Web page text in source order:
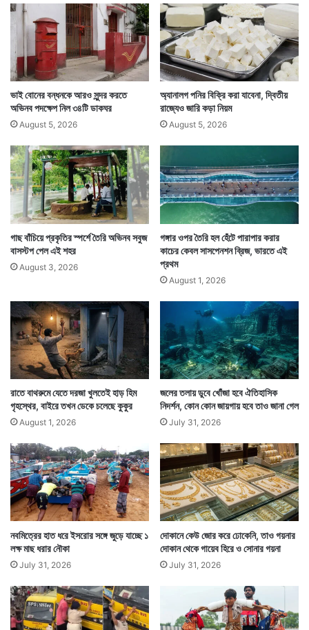
প্রশাসনের তরফে কড়া নির্দেশিকা জারি করে বন্ধ করে দেওয়া হয়
ওই পুকুরের জল ব্যবহার। জল সংগ্রহ করে রাজস্থানের দূষণ
নিয়ন্ত্রণ পর্ষদেও পাঠানো হয়। তারা পরীক্ষা করে জানিয়ে দেয় জল
বিষাক্ত হয়ে গেছে। জলে বিষাক্ত কিছু মিশেছে।
এটা জানার পর ওই পুকুরের ত্রিসীমানাতেও ঘেঁষছেন না
গ্রামবাসীরা। তাঁরাই বরং পুকুরটিকে ঘিরে ফেলে তার চারধারে
প্রহরায় রয়েছেন যাতে অন্য কেউ পুকুরের জল না ছুঁতে পারেন।
নো
অ
ব
শে
ষ
ক
ভাই বোনের বন্ধনকে আরও সুন্দর করতে
অভিনব পদক্ষেপ নিল ৩৪টি ডাকঘর
August 5, 2026
অ্যানালগ পনির বিক্রি করা যাবেনা, দ্বিতীয়
রাজ্যেও জারি কড়া নিয়ম
August 5, 2026
গাছ বাঁচিয়ে প্রকৃতির স্পর্শে তৈরি অভিনব সবুজ
বাসস্টপ পেল এই শহর
August 3, 2026
গঙ্গার ওপর তৈরি হল হেঁটে পারাপার করার
কাচের কেবল সাসপেনশন ব্রিজ, ভারতে এই
প্রথম
August 1, 2026
রাতে বাথরুমে যেতে দরজা খুলতেই হাড় হিম
গৃহস্থের, বাইরে তখন ডেকে চলেছে কুকুর
August 1, 2026
জলের তলায় ডুবে খোঁজা হবে ঐতিহাসিক
নিদর্শন, কোন কোন জায়গায় হবে তাও জানা গেল
July 31, 2026
নবমিত্রের হাত ধরে ইসরোর সঙ্গে জুড়ে যাচ্ছে ১
লক্ষ মাছ ধরার নৌকা
July 31, 2026
দোকানে কেউ জোর করে ঢোকেনি, তাও গয়নার
দোকান থেকে গায়েব হিরে ও সোনার গয়না
July 31, 2026